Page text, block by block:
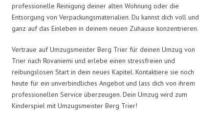
professionelle Reinigung deiner alten Wohnung oder die
Entsorgung von Verpackungsmaterialien. Du kannst dich voll und
ganz auf das Einleben in deinem neuen Zuhause konzentrieren.
Vertraue auf Umzugsmeister Berg Trier für deinen Umzug von
Trier nach Rovaniemi und erlebe einen stressfreien und
reibungslosen Start in dein neues Kapitel. Kontaktiere sie noch
heute für ein unverbindliches Angebot und lass dich von ihrem
professionellen Service überzeugen. Dein Umzug wird zum
Kinderspiel mit Umzugsmeister Berg Trier!